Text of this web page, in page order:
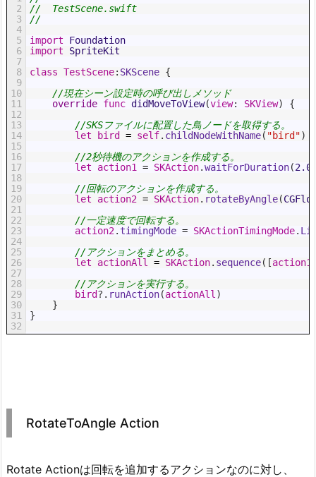
2
3
4
5
6
7
8
9
10
11
12
13
14
15
16
17
18
19
20
21
22
23
24
25
26
27
28
29
30
31
32
//  TestScene.swift
//
import
Foundation
import
SpriteKit
class TestScene: SKScene {
//現在シーン設定時の呼び出しメソッド
override func didMoveToView(view: SKView)
{
//SKSファイルに配置した鳥ノードを取得する。
let
bird = self. childNodeWithName( "bird")
//2秒待機のアクションを作成する。
let
action1 = SKAction.waitForDuration(2.0
//回転のアクションを作成する。
let
action2 = SKAction. rotateByAngle(
//一定速度で回転する。
action2.timingMode = SKActionTimingMode.
//アクションをまとめる。
let
actionAll = SKAction. sequence( [action1
//アクションを実行する。
bird? . runAction(actionAll )
}
}
RotateToAngle Action
Rotate Actionは回転を追加するアクションなのに対し、